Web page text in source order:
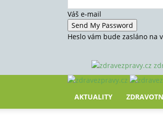
Váš e-mail
Heslo vám bude zasláno na
AKTUALITY